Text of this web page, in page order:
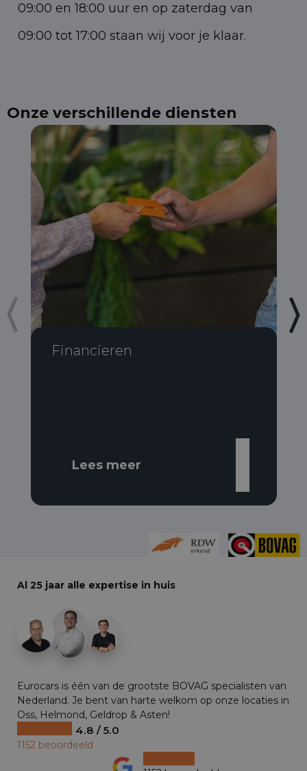
09:00 en 18:00 uur en op zaterdag van
09:00 tot 17:00 staan wij voor je klaar.
Onze verschillende diensten
Financieren
Lees meer
Al 25 jaar alle expertise in huis
Eurocars is één van de grootste BOVAG specialisten van
Nederland. Je bent van harte welkom op onze locaties in
Oss, Helmond, Geldrop & Asten!
4.8 / 5.0
1152 beoordeeld